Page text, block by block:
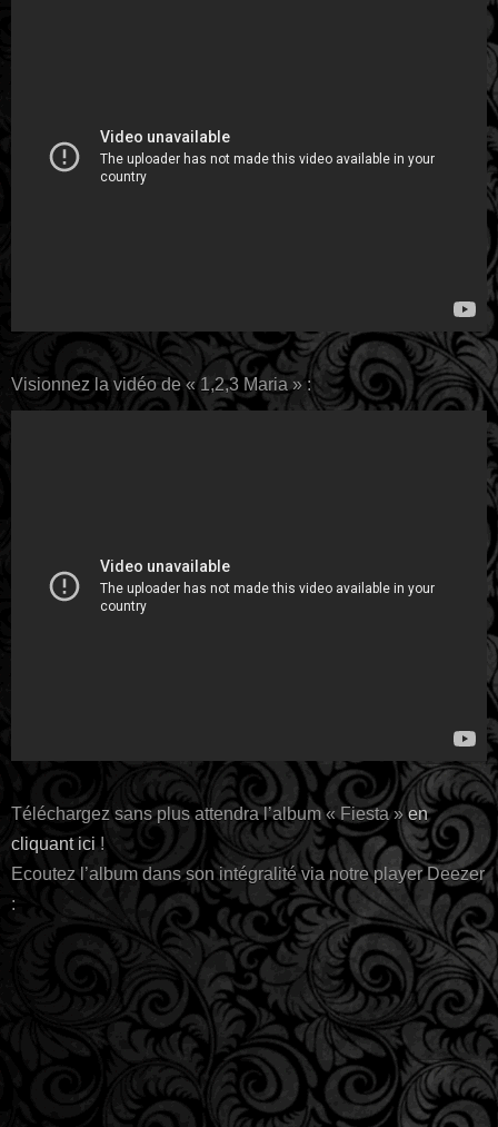
Visionnez la vidéo de « 1,2,3 Maria » :
Téléchargez sans plus attendra l’album « Fiesta »en
cliquant ici!
Ecoutez l’album dans son intégralité via notre player Deezer
: